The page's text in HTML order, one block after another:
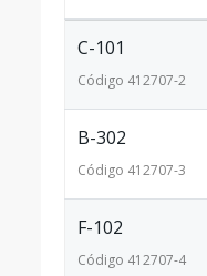
C-101
Código 412707-2
B-302
Código 412707-3
F-102
Código 412707-4